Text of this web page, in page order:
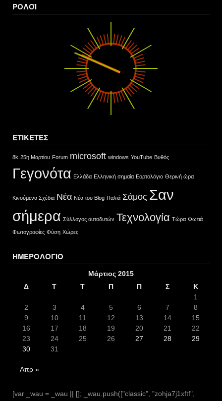
ΡΟΛΌΙ
ΕΤΙΚΈΤΕΣ
8k 25η Μαρτίου Forum microsoft windows YouTube Βυθός
Γεγονότα Ελλάδα Ελληνική σημαία Εορτολόγιο Θερινή ώρα
Κινούμενα Σχέδια Νέα Νέα του Blog Παλιά Σάμος Σαν
σήμερα Σύλλογος αυτοδυτών Τεχνολογία Τώρα Φωτιά
Φωτογραφίες Φύση Χώρες
ΗΜΕΡΟΛΌΓΙΟ
Μάρτιος 2015
Δ
Τ Τ Π Π Σ
Κ
1
2
3 4 5 6 7
8
9
10 11 12 13 14
15
16
17 18 19 20 21
22
23
24 25 26 27 28
29
30
31
Απρ »
[var _wau = _wau || []; _wau.push(["classic", "zohja7j1xftf",